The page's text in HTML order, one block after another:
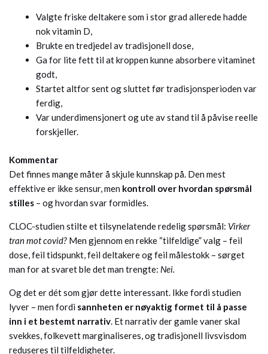
Valgte friske deltakere som i stor grad allerede hadde
nok vitamin D,
Brukte en tredjedel av tradisjonell dose,
Ga for lite fett til at kroppen kunne absorbere vitaminet
godt,
Startet altfor sent og sluttet før tradisjonsperioden var
ferdig,
Var underdimensjonert og ute av stand til å påvise reelle
forskjeller.
Kommentar
Det finnes mange måter å skjule kunnskap på. Den mest
effektive er ikke sensur, men kontroll over hvordan spørsmål
stilles – og hvordan svar formidles.
CLOC-studien stilte et tilsynelatende redelig spørsmål: Virker
tran mot covid? Men gjennom en rekke “tilfeldige” valg – feil
dose, feil tidspunkt, feil deltakere og feil målestokk – sørget
man for at svaret ble det man trengte: Nei.
Og det er dét som gjør dette interessant. Ikke fordi studien
lyver – men fordi sannheten er nøyaktig formet til å passe
inn i et bestemt narrativ. Et narrativ der gamle vaner skal
svekkes, folkevett marginaliseres, og tradisjonell livsvisdom
reduseres til tilfeldigheter.